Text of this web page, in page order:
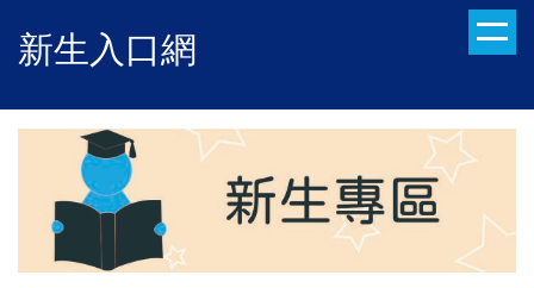
到
內
新生入口網